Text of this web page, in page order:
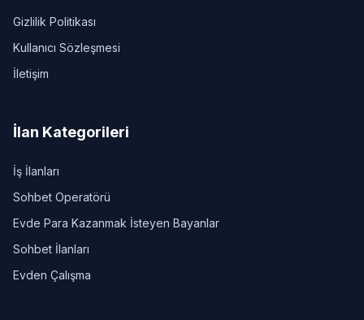
Gizlilik Politikası
Kullanıcı Sözleşmesi
İletişim
İlan Kategorileri
İş İlanları
Sohbet Operatörü
Evde Para Kazanmak İsteyen Bayanlar
Sohbet İlanları
Evden Çalışma